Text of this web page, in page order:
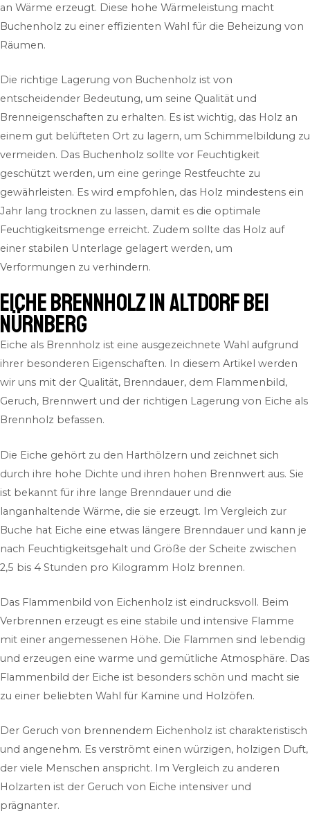
an Wärme erzeugt. Diese hohe Wärmeleistung macht
Buchenholz zu einer effizienten Wahl für die Beheizung von
Räumen.
Die richtige Lagerung von Buchenholz ist von
entscheidender Bedeutung, um seine Qualität und
Brenneigenschaften zu erhalten. Es ist wichtig, das Holz an
einem gut belüfteten Ort zu lagern, um Schimmelbildung zu
vermeiden. Das Buchenholz sollte vor Feuchtigkeit
geschützt werden, um eine geringe Restfeuchte zu
gewährleisten. Es wird empfohlen, das Holz mindestens ein
Jahr lang trocknen zu lassen, damit es die optimale
Feuchtigkeitsmenge erreicht. Zudem sollte das Holz auf
einer stabilen Unterlage gelagert werden, um
Verformungen zu verhindern.
Eiche Brennholz in Altdorf bei
Nürnberg
Eiche als Brennholz ist eine ausgezeichnete Wahl aufgrund
ihrer besonderen Eigenschaften. In diesem Artikel werden
wir uns mit der Qualität, Brenndauer, dem Flammenbild,
Geruch, Brennwert und der richtigen Lagerung von Eiche als
Brennholz befassen.
Die Eiche gehört zu den Harthölzern und zeichnet sich
durch ihre hohe Dichte und ihren hohen Brennwert aus. Sie
ist bekannt für ihre lange Brenndauer und die
langanhaltende Wärme, die sie erzeugt. Im Vergleich zur
Buche hat Eiche eine etwas längere Brenndauer und kann je
nach Feuchtigkeitsgehalt und Größe der Scheite zwischen
2,5 bis 4 Stunden pro Kilogramm Holz brennen.
Das Flammenbild von Eichenholz ist eindrucksvoll. Beim
Verbrennen erzeugt es eine stabile und intensive Flamme
mit einer angemessenen Höhe. Die Flammen sind lebendig
und erzeugen eine warme und gemütliche Atmosphäre. Das
Flammenbild der Eiche ist besonders schön und macht sie
zu einer beliebten Wahl für Kamine und Holzöfen.
Der Geruch von brennendem Eichenholz ist charakteristisch
und angenehm. Es verströmt einen würzigen, holzigen Duft,
der viele Menschen anspricht. Im Vergleich zu anderen
Holzarten ist der Geruch von Eiche intensiver und
prägnanter.